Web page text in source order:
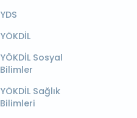
YDS
YÖKDİL
YÖKDİL Sosyal
Bilimler
YÖKDİL Sağlık
Bilimleri